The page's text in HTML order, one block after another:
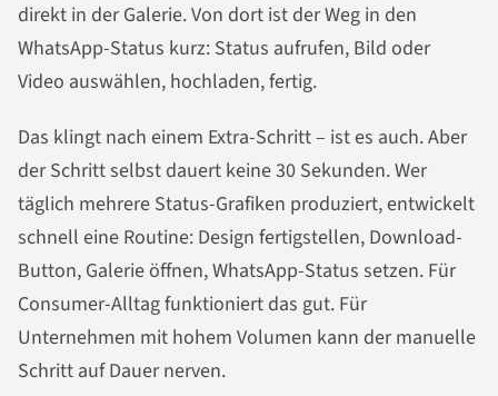
direkt in der Galerie. Von dort ist der Weg in den
WhatsApp-Status kurz: Status aufrufen, Bild oder
Video auswählen, hochladen, fertig.
Das klingt nach einem Extra-Schritt – ist es auch. Aber
der Schritt selbst dauert keine 30 Sekunden. Wer
täglich mehrere Status-Grafiken produziert, entwickelt
schnell eine Routine: Design fertigstellen, Download-
Button, Galerie öffnen, WhatsApp-Status setzen. Für
Consumer-Alltag funktioniert das gut. Für
Unternehmen mit hohem Volumen kann der manuelle
Schritt auf Dauer nerven.